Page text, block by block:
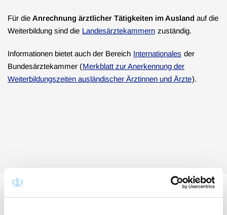
Für die Anrechnung ärztlicher Tätigkeiten im Ausland auf die
Weiterbildung sind die Landesärztekammern zuständig.
Informationen bietet auch der Bereich Internationales der
Bundesärztekammer (Merkblatt zur Anerkennung der
Weiterbildungszeiten ausländischer Ärztinnen und Ärzte).